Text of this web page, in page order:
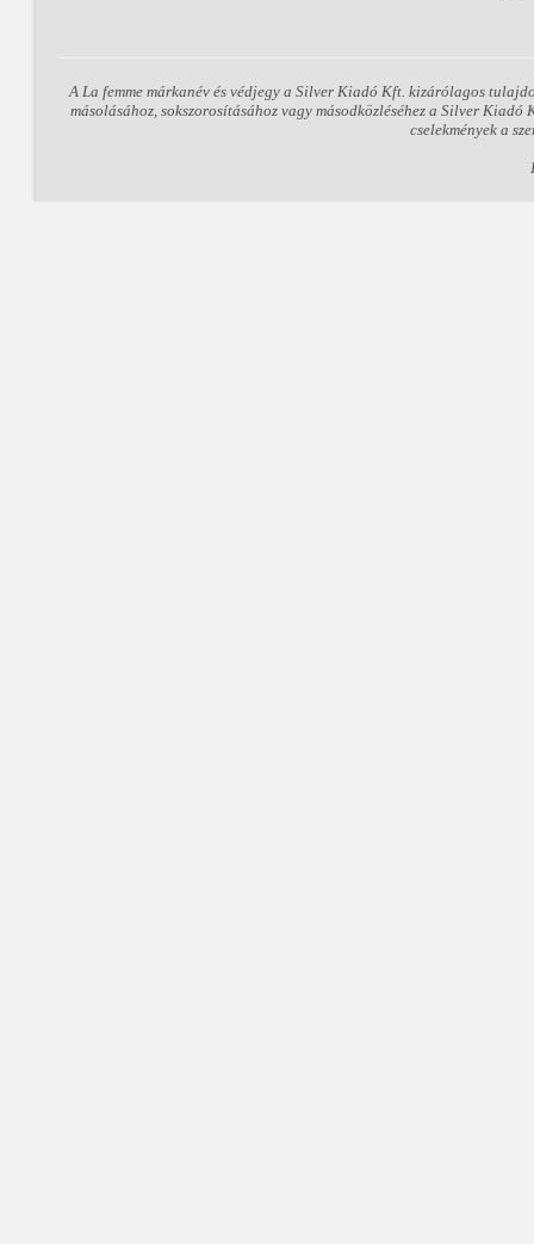
A La femme márkanév és védjegy a Silver Kiadó Kft. kizárólagos
másolásához, sokszorosításához vagy másodközléséhez a Silver
cselekmények a